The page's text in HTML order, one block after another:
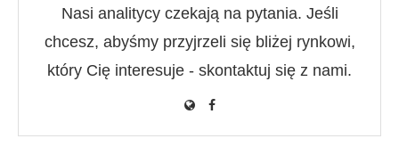
Nasi analitycy czekają na pytania. Jeśli
chcesz, abyśmy przyjrzeli się bliżej rynkowi,
który Cię interesuje - skontaktuj się z nami.